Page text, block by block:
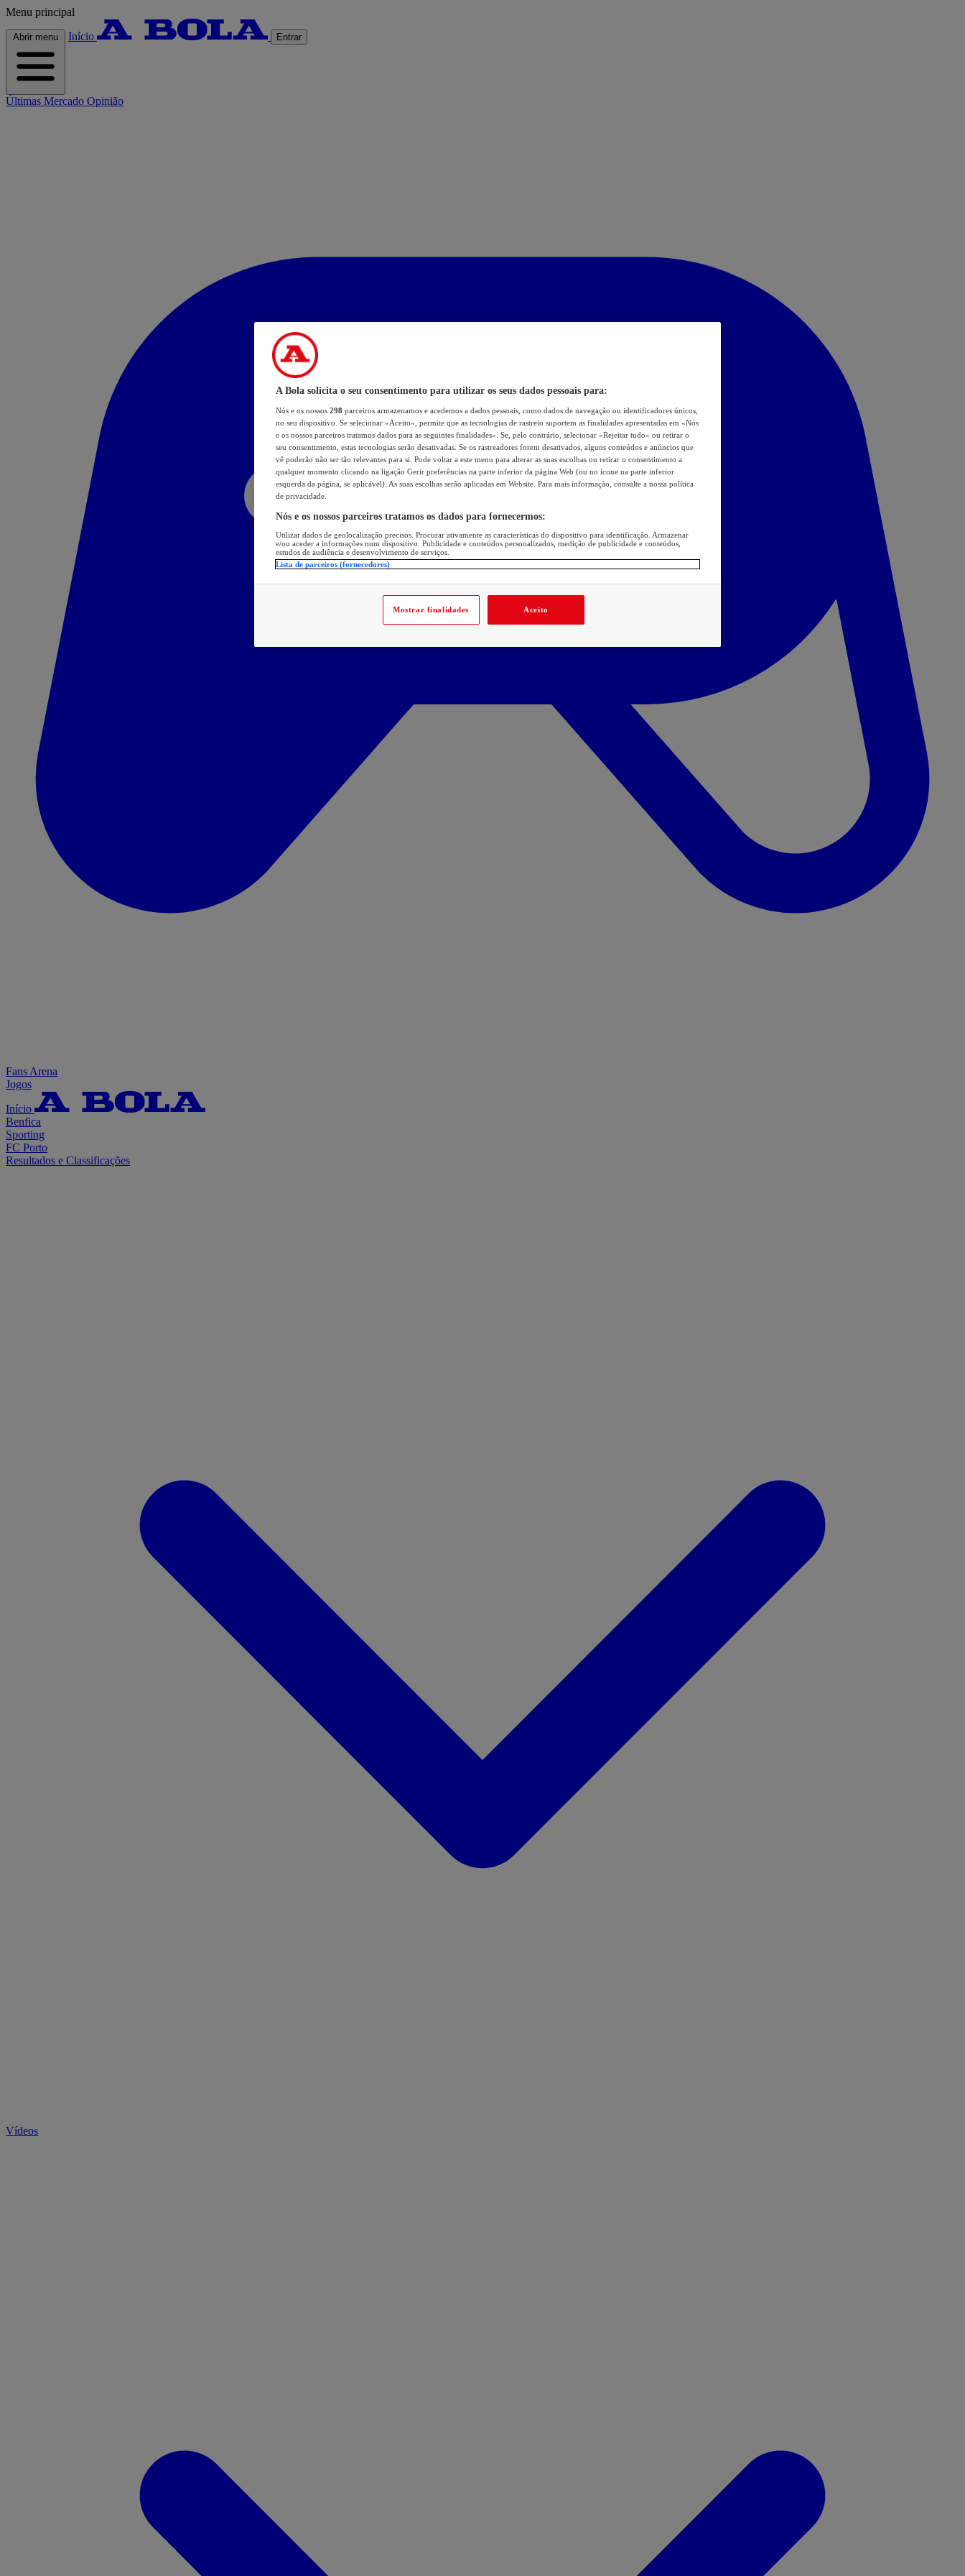
Menu principal
Abrir menu Início Entrar
Últimas Mercado Opinião
Fans Arena
Jogos
Início
Benfica
Sporting
FC Porto
Resultados e Classificações
Vídeos
A Bola solicita o seu consentimento para utilizar os seus dados pessoais para:
Nós e os nossos 298 parceiros armazenamos e acedemos a dados pessoais, como dados de navegação ou identificadores únicos,
no seu dispositivo. Se selecionar «Aceito», permite que as tecnologias de rastreio suportem as finalidades apresentadas em «Nós
e os nossos parceiros tratamos dados para as seguintes finalidades». Se, pelo contrário, selecionar «Rejeitar tudo» ou retirar o
seu consentimento, estas tecnologias serão desativadas. Se os rastreadores forem desativados, alguns conteúdos e anúncios que
vê poderão não ser tão relevantes para si. Pode voltar a este menu para alterar as suas escolhas ou retirar o consentimento a
qualquer momento clicando na ligação Gerir preferências na parte inferior da página Web (ou no ícone na parte inferior
esquerda da página, se aplicável). As suas escolhas serão aplicadas em Website. Para mais informação, consulte a nossa política
de privacidade.
Nós e os nossos parceiros tratamos os dados para fornecermos:
Utilizar dados de geolocalização precisos. Procurar ativamente as características do dispositivo para identificação. Armazenar
e/ou aceder a informações num dispositivo. Publicidade e conteúdos personalizados, medição de publicidade e conteúdos,
estudos de audiência e desenvolvimento de serviços.
Lista de parceiros (fornecedores)
Mostrar finalidades Aceito